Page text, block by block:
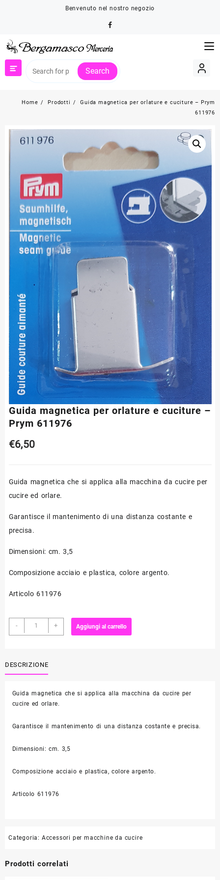
Benvenuto nel nostro negozio
Search
Home Prodotti
Guida magnetica per orlature e cuciture – Prym
611976
Guida magnetica per orlature e cuciture –
Prym 611976
€6,50
Guida magnetica che si applica alla macchina da cucire per
cucire ed orlare.
Garantisce il mantenimento di una distanza costante e
precisa.
Dimensioni: cm. 3,5
Composizione acciaio e plastica, colore argento.
Articolo 611976
-
Guida
magnetica
e
cuciture
Prym
611976
+ Aggiungi al carrello
DESCRIZIONE
Guida magnetica che si applica alla macchina da cucire per
cucire ed orlare.
Garantisce il mantenimento di una distanza costante e precisa.
Dimensioni: cm. 3,5
Composizione acciaio e plastica, colore argento.
Articolo 611976
Categoria: Accessori per macchine da cucire
Prodotti correlati